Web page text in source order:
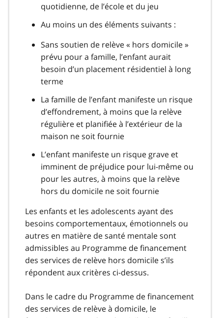
quotidienne, de l’école et du jeu
Au moins un des éléments suivants :
Sans soutien de relève « hors domicile »
prévu pour a famille, l’enfant aurait
besoin d’un placement résidentiel à long
terme
La famille de l’enfant manifeste un risque
d’effondrement, à moins que la relève
régulière et planifiée à l’extérieur de la
maison ne soit fournie
L’enfant manifeste un risque grave et
imminent de préjudice pour lui-même ou
pour les autres, à moins que la relève
hors du domicile ne soit fournie
Les enfants et les adolescents ayant des
besoins comportementaux, émotionnels ou
autres en matière de santé mentale sont
admissibles au Programme de financement
des services de relève hors domicile s’ils
répondent aux critères ci-dessus.
Dans le cadre du Programme de financement
des services de relève à domicile, le